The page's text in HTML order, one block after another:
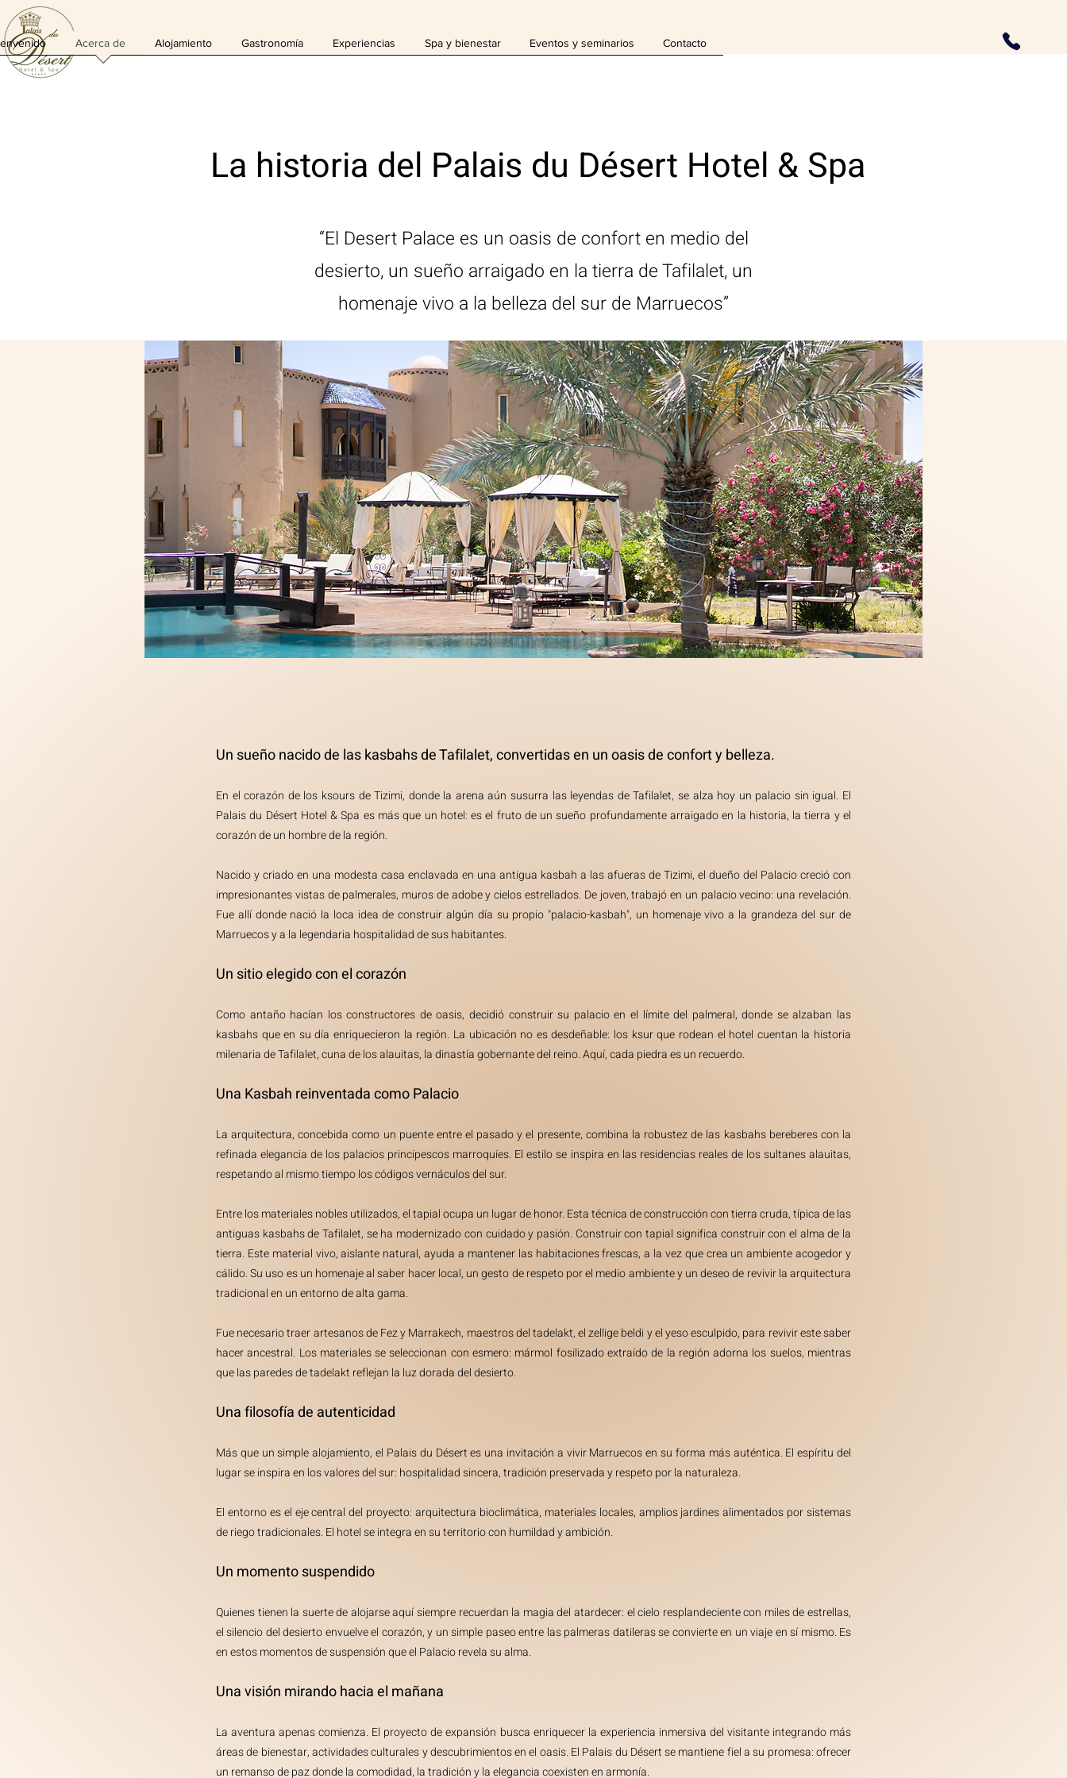
Acerca de Alojamiento Gastronomía Experiencias Spa y bienestar Eventos y seminarios Contacto
La historia del Palais du Désert Hotel & Spa
“El Desert Palace es un oasis de confort en medio del
desierto, un sueño arraigado en la tierra de Tafilalet, un
homenaje vivo a la belleza del sur de Marruecos”
Un sueño nacido de las kasbahs de Tafilalet, convertidas en un oasis de confort y belleza.
En el corazón de los ksours de Tizimi, donde la arena aún susurra las leyendas de Tafilalet, se alza hoy un palacio sin igual. El
Palais du Désert Hotel & Spa es más que un hotel: es el fruto de un sueño profundamente arraigado en la historia, la tierra y el
corazón de un hombre de la región.
Nacido y criado en una modesta casa enclavada en una antigua kasbah a las afueras de Tizimi, el dueño del Palacio creció con
impresionantes vistas de palmerales, muros de adobe y cielos estrellados. De joven, trabajó en un palacio vecino: una revelación.
Fue allí donde nació la loca idea de construir algún día su propio "palacio-kasbah", un homenaje vivo a la grandeza del sur de
Marruecos y a la legendaria hospitalidad de sus habitantes.
Un sitio elegido con el corazón
Como antaño hacían los constructores de oasis, decidió construir su palacio en el límite del palmeral, donde se alzaban las
kasbahs que en su día enriquecieron la región. La ubicación no es desdeñable: los ksur que rodean el hotel cuentan la historia
milenaria de Tafilalet, cuna de los alauitas, la dinastía gobernante del reino. Aquí, cada piedra es un recuerdo.
Una Kasbah reinventada como Palacio
La arquitectura, concebida como un puente entre el pasado y el presente, combina la robustez de las kasbahs bereberes con la
refinada elegancia de los palacios principescos marroquíes. El estilo se inspira en las residencias reales de los sultanes alauitas,
respetando al mismo tiempo los códigos vernáculos del sur.
Entre los materiales nobles utilizados, el tapial ocupa un lugar de honor. Esta técnica de construcción con tierra cruda, típica de las
antiguas kasbahs de Tafilalet, se ha modernizado con cuidado y pasión. Construir con tapial significa construir con el alma de la
tierra. Este material vivo, aislante natural, ayuda a mantener las habitaciones frescas, a la vez que crea un ambiente acogedor y
cálido. Su uso es un homenaje al saber hacer local, un gesto de respeto por el medio ambiente y un deseo de revivir la arquitectura
tradicional en un entorno de alta gama.
Fue necesario traer artesanos de Fez y Marrakech, maestros del tadelakt, el zellige beldi y el yeso esculpido, para revivir este saber
hacer ancestral. Los materiales se seleccionan con esmero: mármol fosilizado extraído de la región adorna los suelos, mientras
que las paredes de tadelakt reflejan la luz dorada del desierto.
Una filosofía de autenticidad
Más que un simple alojamiento, el Palais du Désert es una invitación a vivir Marruecos en su forma más auténtica. El espíritu del
lugar se inspira en los valores del sur: hospitalidad sincera, tradición preservada y respeto por la naturaleza.
El entorno es el eje central del proyecto: arquitectura bioclimática, materiales locales, amplios jardines alimentados por sistemas
de riego tradicionales. El hotel se integra en su territorio con humildad y ambición.
Un momento suspendido
Quienes tienen la suerte de alojarse aquí siempre recuerdan la magia del atardecer: el cielo resplandeciente con miles de estrellas,
el silencio del desierto envuelve el corazón, y un simple paseo entre las palmeras datileras se convierte en un viaje en sí mismo. Es
en estos momentos de suspensión que el Palacio revela su alma.
Una visión mirando hacia el mañana
La aventura apenas comienza. El proyecto de expansión busca enriquecer la experiencia inmersiva del visitante integrando más
áreas de bienestar, actividades culturales y descubrimientos en el oasis. El Palais du Désert se mantiene fiel a su promesa: ofrecer
un remanso de paz donde la comodidad, la tradición y la elegancia coexisten en armonía.